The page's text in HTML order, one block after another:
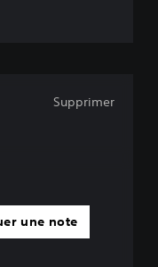
une note
Supprimer